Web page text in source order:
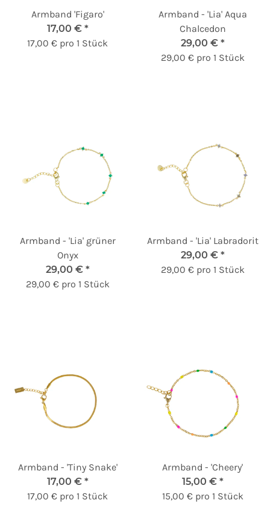
Armband 'Figaro'
17,00 € *
17,00 € pro 1 Stück
Armband - 'Lia' Aqua
Chalcedon
29,00 € *
29,00 € pro 1 Stück
Armband - 'Lia' grüner
Onyx
29,00 € *
29,00 € pro 1 Stück
Armband - 'Lia' Labradorit
29,00 € *
29,00 € pro 1 Stück
Armband - 'Tiny Snake'
17,00 € *
17,00 € pro 1 Stück
Armband - 'Cheery'
15,00 € *
15,00 € pro 1 Stück